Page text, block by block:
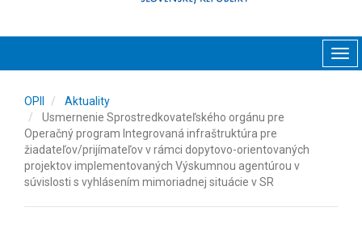
OPII
Aktuality
Usmernenie Sprostredkovateľského orgánu pre
Operačný program Integrovaná infraštruktúra pre
žiadateľov/prijímateľov v rámci dopytovo-orientovaných
projektov implementovaných Výskumnou agentúrou v
súvislosti s vyhlásením mimoriadnej situácie v SR